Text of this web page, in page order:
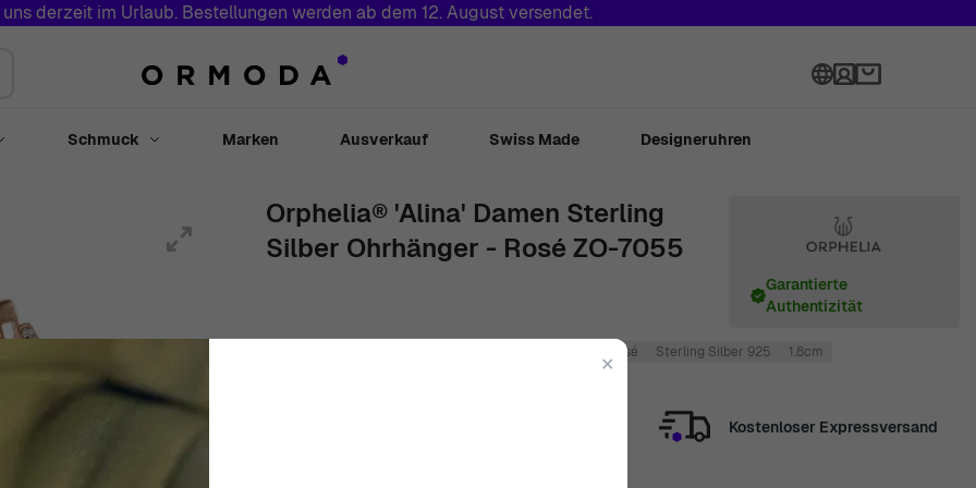
derzeit im Urlaub. Bestellungen werden ab dem 12. August versendet.
Sprache
Toggle submenu for Uhren
Schmuck Toggle submenu for Schmuck
Marken Ausverkauf Swiss Made Designeruhren
Orphelia® 'Alina' Damen Sterling
Silber Ohrhänger - Rosé ZO-7055
Garantierte
Authentizität
Rosé Sterling Silber 925 1.8cm
Kostenloser Expressversand
✕